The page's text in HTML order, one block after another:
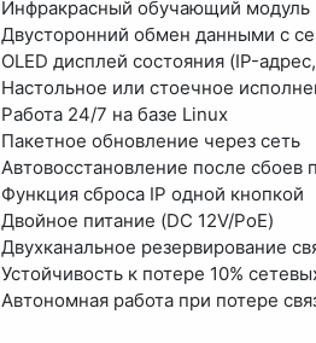
Инфракрасный обучающий модуль
Двусторонний обмен данными с
OLED дисплей состояния (IP-
Настольное или стоечное
Работа 24/7 на базе Linux
Пакетное обновление через сеть
Автовосстановление после сбоев
Функция сброса IP одной кнопкой
Двойное питание (DC 12V/PoE)
Двухканальное резервирование
Устойчивость к потере 10%
Автономная работа при потере